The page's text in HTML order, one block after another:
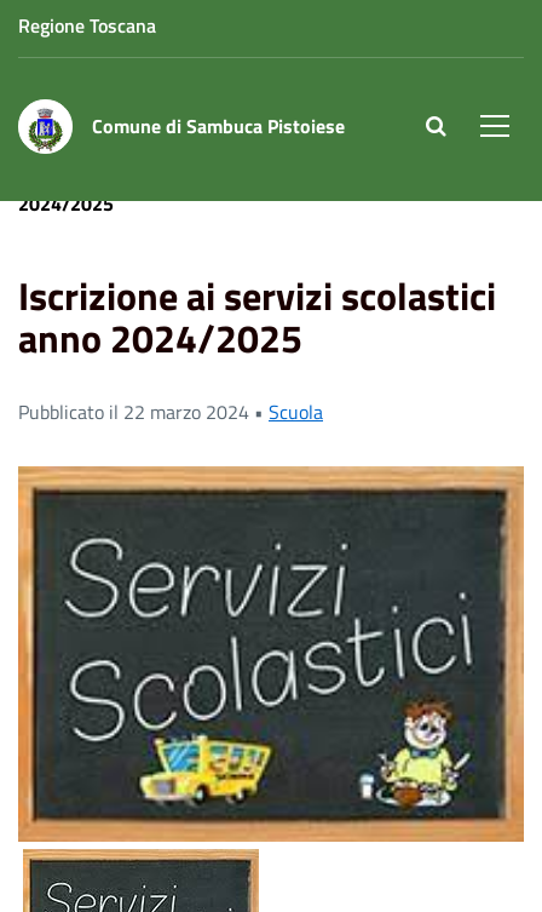
Regione Toscana
Comune di Sambuca Pistoiese site.searc
2024/2025
Iscrizione ai servizi scolastici
anno 2024/2025
Pubblicato il 22 marzo 2024 • Scuola